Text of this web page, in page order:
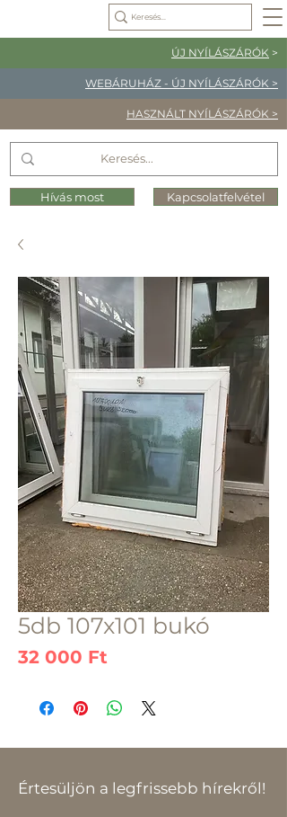
ÚJ NYÍLÁSZÁRÓK >
WEBÁRUHÁZ - ÚJ NYÍLÁSZÁRÓK >
HASZNÁLT NYÍLÁSZÁRÓK >
Hívás most Kapcsolatfelvétel
5db 107x101 bukó
32 000 Ft
Értesüljön a legfrissebb hírekről!